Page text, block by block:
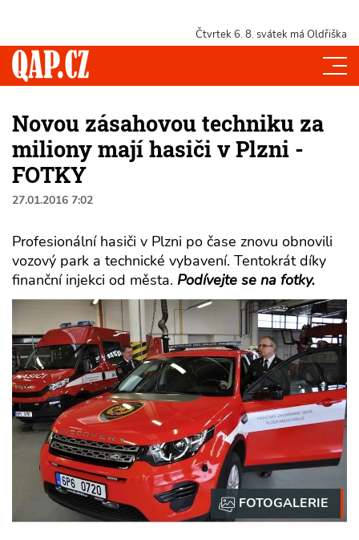
Čtvrtek 6. 8. svátek má Oldřiška
Novou zásahovou techniku za
miliony mají hasiči v Plzni -
FOTKY
27.01.2016 7:02
Profesionální hasiči v Plzni po čase znovu obnovili
vozový park a technické vybavení. Tentokrát díky
finanční injekci od města. Podívejte se na fotky.